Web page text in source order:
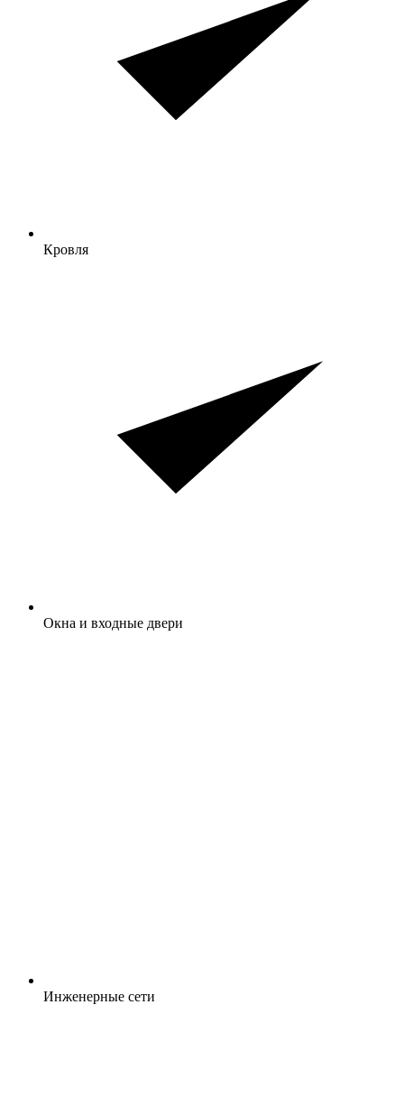
Кровля
Окна и входные двери
Инженерные сети